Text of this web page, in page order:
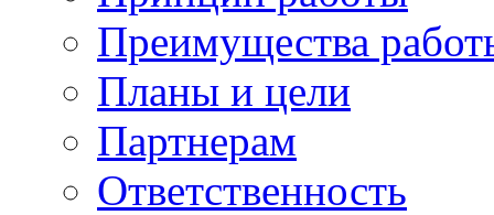
Преимущества
Планы и цели
Партнерам
Ответственность